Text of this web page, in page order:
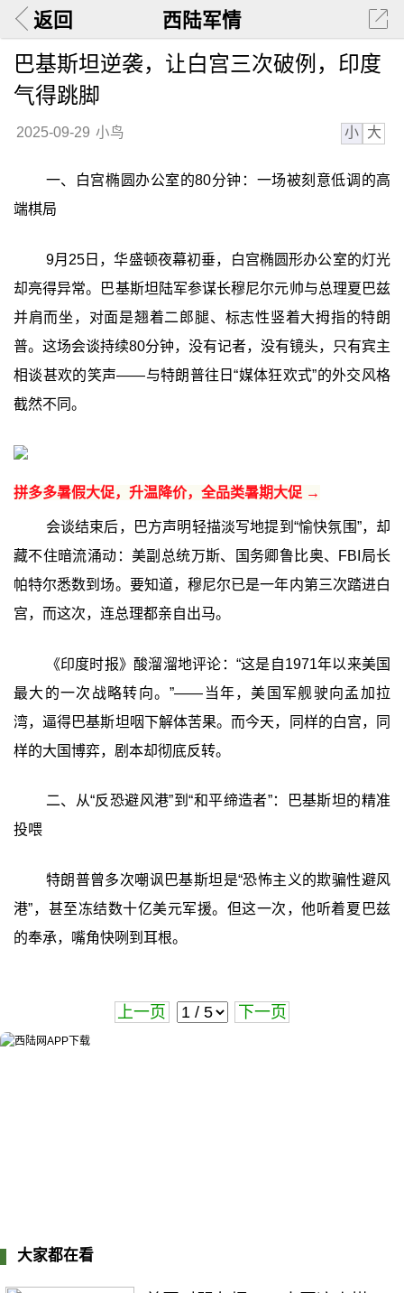
返回 西陆军情
巴基斯坦逆袭，让白宫三次破例，印度
气得跳脚
2025-09-29 小鸟 小 大
一、白宫椭圆办公室的80分钟：一场被刻意低调的高
端棋局
9月25日，华盛顿夜幕初垂，白宫椭圆形办公室的灯光
却亮得异常。巴基斯坦陆军参谋长穆尼尔元帅与总理夏巴兹
并肩而坐，对面是翘着二郎腿、标志性竖着大拇指的特朗
普。这场会谈持续80分钟，没有记者，没有镜头，只有宾主
相谈甚欢的笑声——与特朗普往日“媒体狂欢式”的外交风格
截然不同。
拼多多暑假大促，升温降价，全品类暑期大促 →
会谈结束后，巴方声明轻描淡写地提到“愉快氛围”，却
藏不住暗流涌动：美副总统万斯、国务卿鲁比奥、FBI局长
帕特尔悉数到场。要知道，穆尼尔已是一年内第三次踏进白
宫，而这次，连总理都亲自出马。
《印度时报》酸溜溜地评论：“这是自1971年以来美国
最大的一次战略转向。”——当年，美国军舰驶向孟加拉
湾，逼得巴基斯坦咽下解体苦果。而今天，同样的白宫，同
样的大国博弈，剧本却彻底反转。
二、从“反恐避风港”到“和平缔造者”：巴基斯坦的精准
投喂
特朗普曾多次嘲讽巴基斯坦是“恐怖主义的欺骗性避风
港”，甚至冻结数十亿美元军援。但这一次，他听着夏巴兹
的奉承，嘴角快咧到耳根。
上一页 下一页
大家都在看